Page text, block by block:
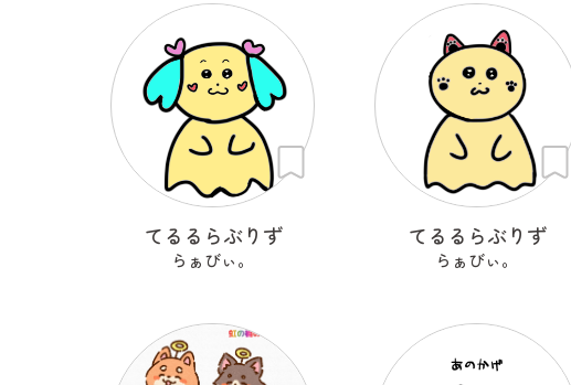
てるるらぶりず
らぁびぃ。
てるるらぶりず
らぁびぃ。